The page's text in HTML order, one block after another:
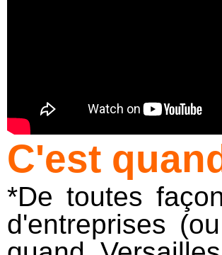
C'est
*De toutes
d'entreprises